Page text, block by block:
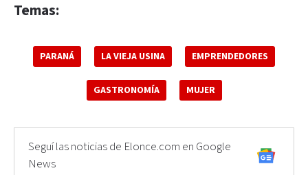
Temas:
PARANÁ LA VIEJA USINA EMPRENDEDORES
GASTRONOMÍA MUJER
Seguí las noticias de Elonce.com en Google
News